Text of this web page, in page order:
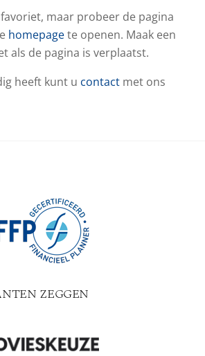
maar probeer de pagina
homepagete openen. Maak een
als de pagina is verplaatst.
heeft kunt u contact met ons
ZEGGEN